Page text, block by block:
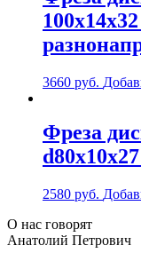
3660 руб.
Фреза
2580 руб.
О нас говорят
Анатолий Петрович